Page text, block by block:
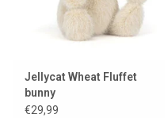
Jellycat Wheat Fluffet
bunny
€29,99